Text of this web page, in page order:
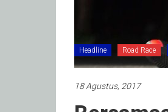
Headline Road Race
18 Agustus, 2017